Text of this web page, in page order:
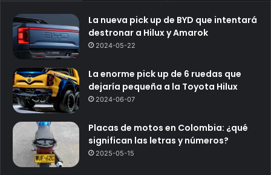
La nueva pick up de BYD que intentará
destronar a Hilux y Amarok
2024-05-22
La enorme pick up de 6 ruedas que
dejaría pequeña a la Toyota Hilux
2024-06-07
Placas de motos en Colombia: ¿qué
significan las letras y números?
2025-05-15